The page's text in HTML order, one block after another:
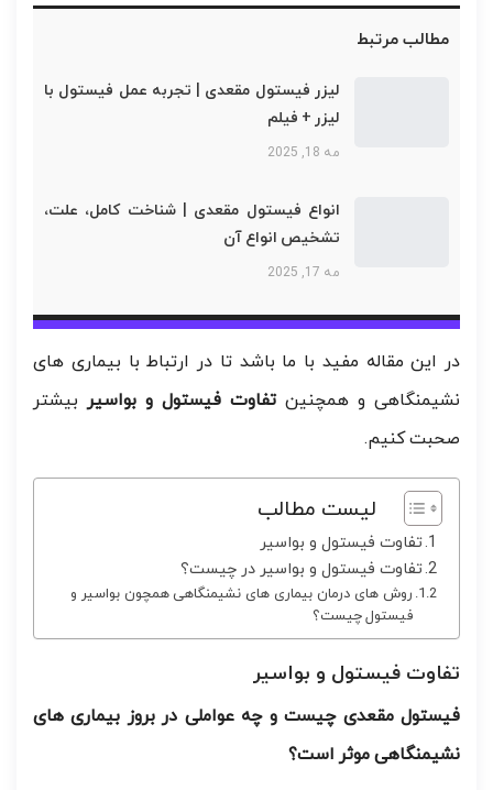
مطالب مرتبط
لیزر فیستول مقعدی | تجربه عمل فیستول با
لیزر + فیلم
مه 18, 2025
انواع فیستول مقعدی | شناخت کامل، علت،
تشخیص انواع آن
مه 17, 2025
در این مقاله مفید با ما باشد تا در ارتباط با بیماری های
نشیمنگاهی و همچنین تفاوت فیستول و بواسیر بیشتر
صحبت کنیم.
لیست مطالب
تفاوت فیستول و بواسیر
تفاوت فیستول و بواسیر در چیست؟
روش های درمان بیماری های نشیمنگاهی همچون بواسیر و
فیستول چیست؟
تفاوت فیستول و بواسیر
فیستول مقعدی چیست و چه عواملی در بروز بیماری های
نشیمنگاهی موثر است؟